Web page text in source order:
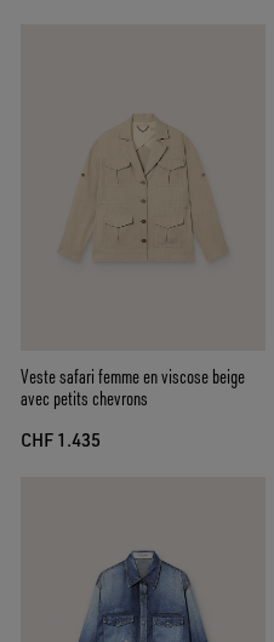
Veste safari femme en viscose beige
avec petits chevrons
CHF 1.435